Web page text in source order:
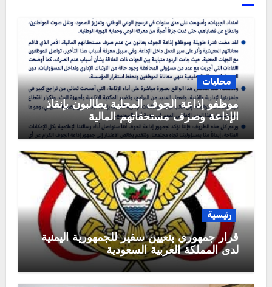
محليات
موظفو إذاعة الجوف المحلية يطالبون بإنقاذ
الإذاعة وصرف مستحقاتهم المالية
رئيسية
قرار جمهوري بتعيين سفير للجمهورية اليمنية
لدى المملكة العربية السعودية